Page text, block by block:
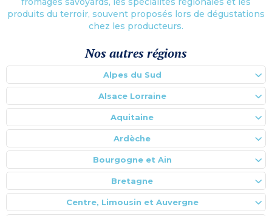
produits du terroir, souvent proposés lors de dégustations
chez les producteurs.
Nos autres régions
Alpes du Sud
Alsace Lorraine
Aquitaine
Ardèche
Bourgogne et Ain
Bretagne
Centre, Limousin et Auvergne